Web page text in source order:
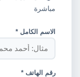
مباشرة
الاسم الكامل *
رقم الهاتف *